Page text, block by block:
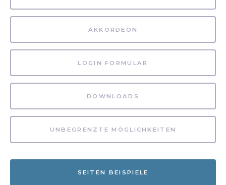
AKKORDEON
LOGIN FORMULAR
DOWNLOADS
UNBEGRENZTE MÖGLICHKEITEN
SEITEN BEISPIELE